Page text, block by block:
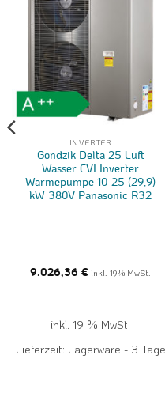
INVERTER
Gondzik Delta 25 Luft
Wasser EVI Inverter
Wärmepumpe 10-25 (29,9)
kW 380V Panasonic R32
9.026,36 € inkl. 19% MwSt.
inkl. 19 % MwSt.
Lieferzeit: Lagerware - 3 Tage